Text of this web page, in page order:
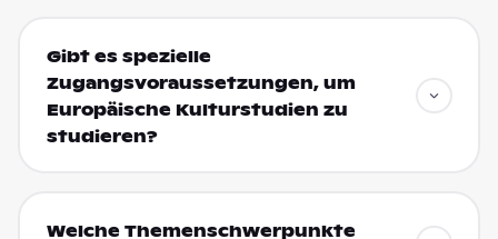
Gibt es spezielle
Zugangsvoraussetzungen, um
Europäische Kulturstudien zu
studieren?
Welche Themenschwerpunkte